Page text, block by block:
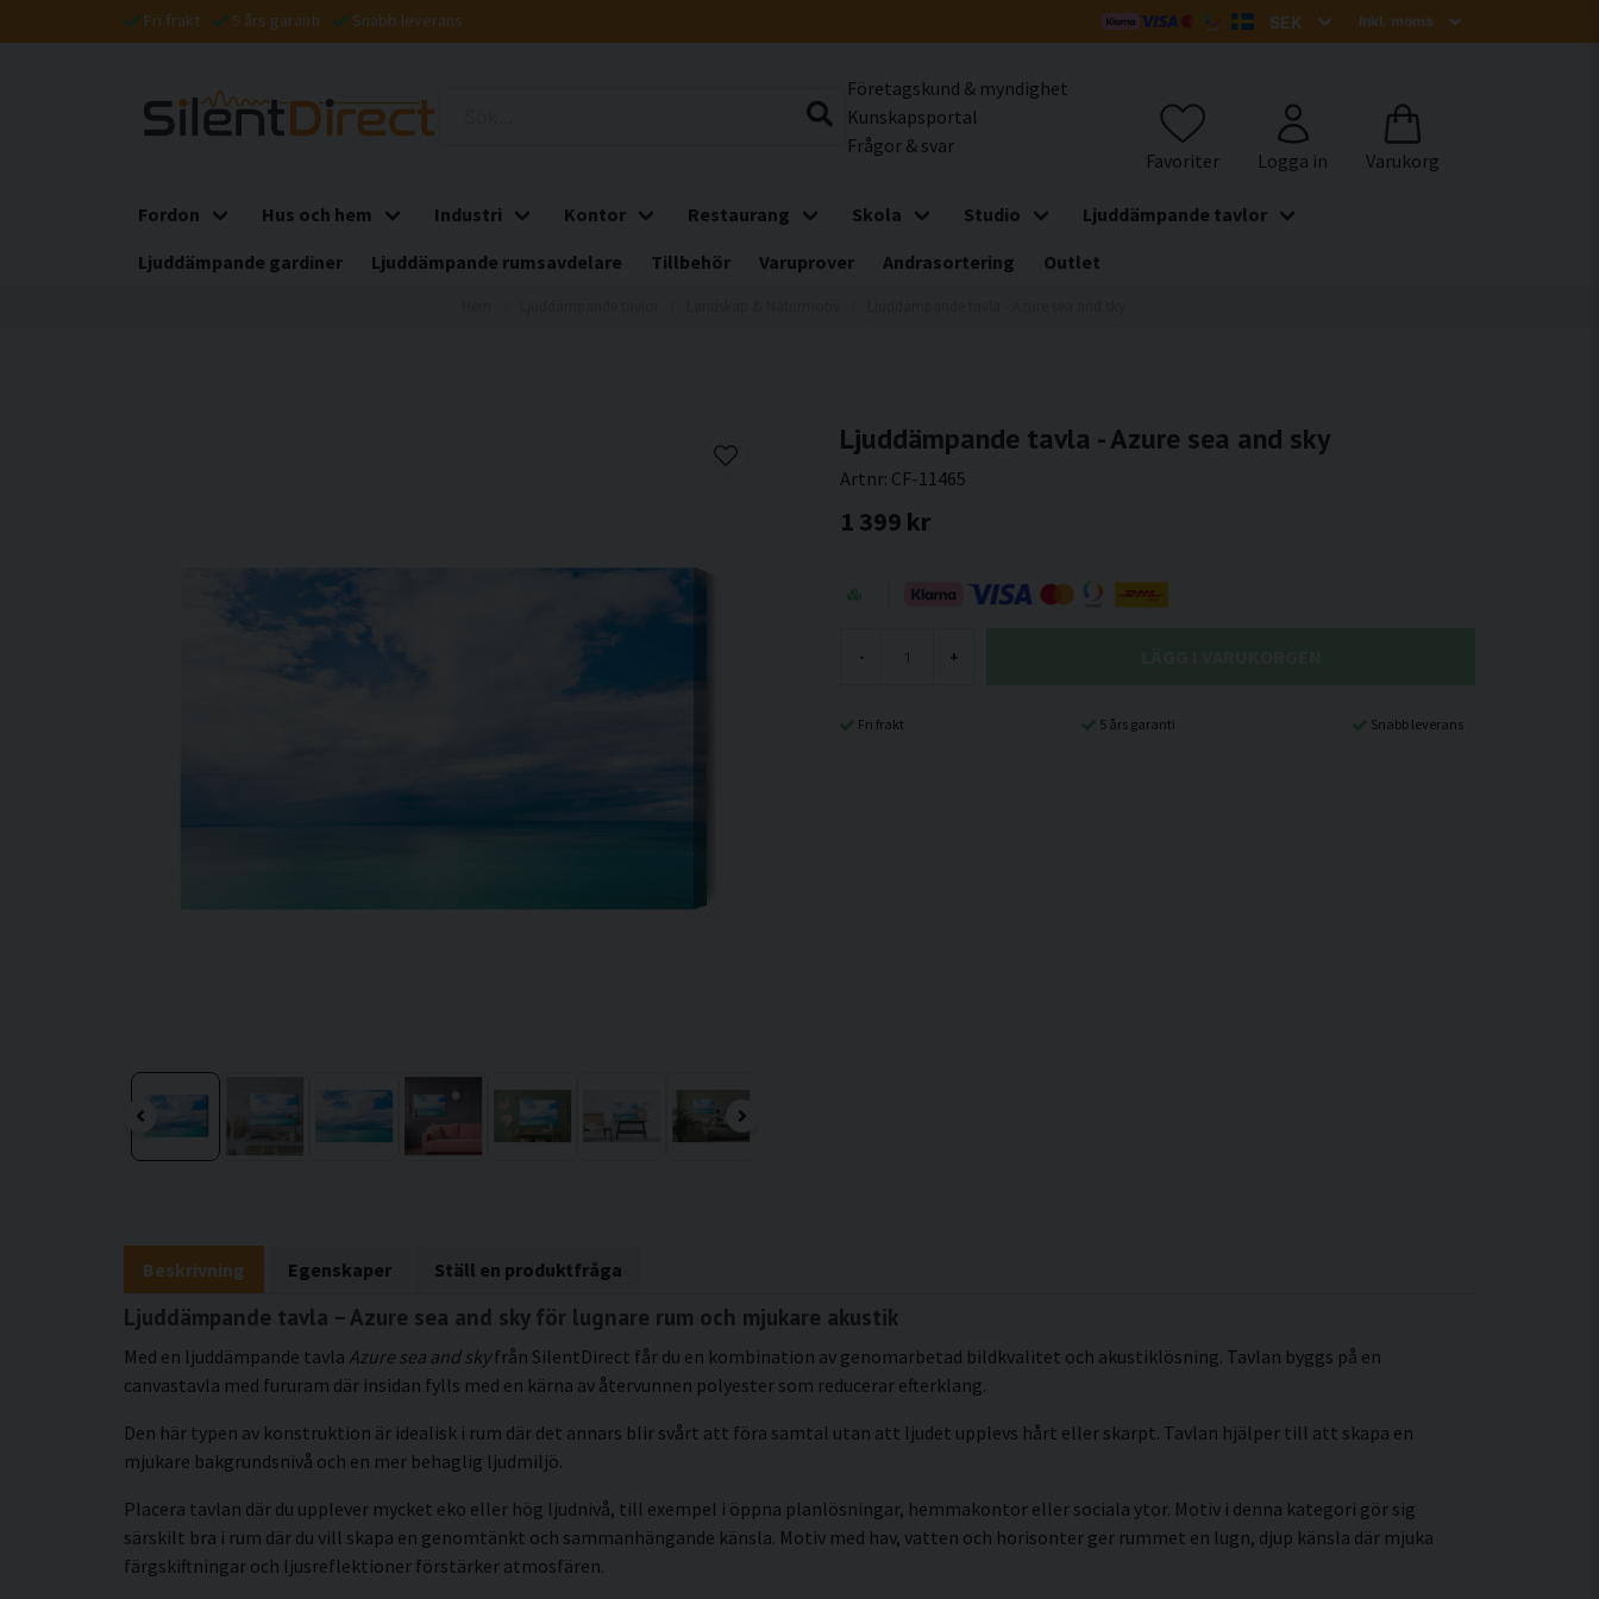
Fri frakt 5 års garanti Snabb leverans
Företagskund & myndighet
Kunskapsportal
Frågor & svar
Fordon Hus och hem Industri Kontor Restaurang Skola Studio
Ljuddämpande tavlor
Ljuddämpande gardiner
Ljuddämpande rumsavdelare Tillbehör Varuprover Andrasortering Outlet
Ljuddämpande tavla - Azure sea and sky
Artnr: CF-11465
1 399 kr
- +
Fri frakt 5 års garanti Snabb leverans
Beskrivning Egenskaper Ställ en produktfråga
Ljuddämpande tavla – Azure sea and sky för lugnare rum och mjukare akustik
Med en ljuddämpande tavla Azure sea and skyfrån SilentDirect får du en kombination av genomarbetad bildkvalitet och akustiklösning. Tavlan byggs på en
canvastavla med fururam där insidan fylls med en kärna av återvunnen polyester som reducerar efterklang.
Den här typen av konstruktion är idealisk i rum där det annars blir svårt att föra samtal utan att ljudet upplevs hårt eller skarpt. Tavlan hjälper till att skapa en
mjukare bakgrundsnivå och en mer behaglig ljudmiljö.
Placera tavlan där du upplever mycket eko eller hög ljudnivå, till exempel i öppna planlösningar, hemmakontor eller sociala ytor. Motiv i denna kategori gör sig
särskilt bra i rum där du vill skapa en genomtänkt och sammanhängande känsla. Motiv med hav, vatten och horisonter ger rummet en lugn, djup känsla där mjuka
färgskiftningar och ljusreflektioner förstärker atmosfären.